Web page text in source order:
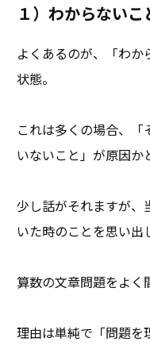
１）わからない
よくあるのが、「わか
状態。
これは多くの場合、
いないこと」が原因か
少し話がそれますが、
いた時のことを思い出
算数の文章問題をよく
理由は単純で「問題を